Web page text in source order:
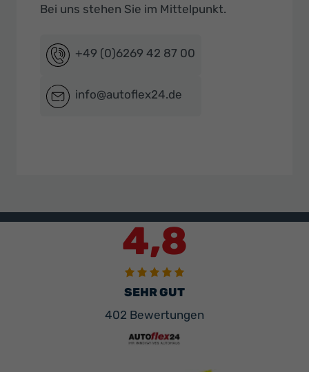
Bei uns stehen Sie im Mittelpunkt.
+49 (0)6269 42 87 00
info@autoflex24.de
4,8
SEHR GUT
402 Bewertungen